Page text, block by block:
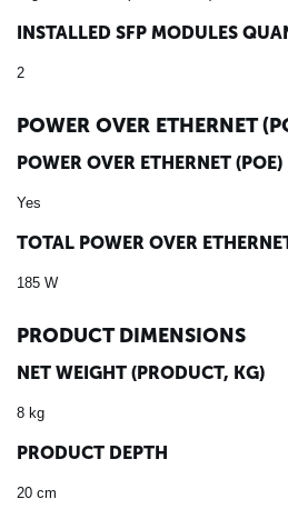
INSTALLED SFP MODULES
2
POWER OVER ETHERNET
POWER OVER ETHERNET (POE)
Yes
TOTAL POWER OVER
185 W
PRODUCT DIMENSIONS
NET WEIGHT (PRODUCT, KG)
8 kg
PRODUCT DEPTH
20 cm